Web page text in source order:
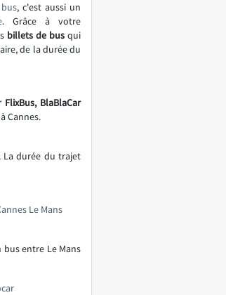
, c'est aussi un
. Grâce à votre
billets de busqui
de la durée du
FlixBus, BlaBlaCar
Cannes.
La durée du trajet
Le Mans
entre Le Mans